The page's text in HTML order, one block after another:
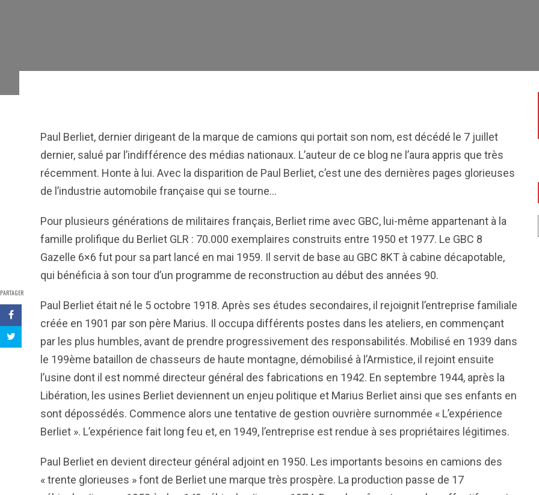
PARTAGER
Paul Berliet, dernier dirigeant de la marque de camions qui portait son nom, est décédé le 7 juillet
dernier, salué par l’indifférence des médias nationaux. L’auteur de ce blog ne l’aura appris que très
récemment. Honte à lui. Avec la disparition de Paul Berliet, c’est une des dernières pages glorieuses
de l’industrie automobile française qui se tourne…
Pour plusieurs générations de militaires français, Berliet rime avec GBC, lui-même appartenant à la
famille prolifique du Berliet GLR : 70.000 exemplaires construits entre 1950 et 1977. Le GBC 8
Gazelle 6×6 fut pour sa part lancé en mai 1959. Il servit de base au GBC 8KT à cabine décapotable,
qui bénéficia à son tour d’un programme de reconstruction au début des années 90.
Paul Berliet était né le 5 octobre 1918. Après ses études secondaires, il rejoignit l’entreprise familiale
créée en 1901 par son père Marius. Il occupa différents postes dans les ateliers, en commençant
par les plus humbles, avant de prendre progressivement des responsabilités. Mobilisé en 1939 dans
le 199ème bataillon de chasseurs de haute montagne, démobilisé à l’Armistice, il rejoint ensuite
l’usine dont il est nommé directeur général des fabrications en 1942. En septembre 1944, après la
Libération, les usines Berliet deviennent un enjeu politique et Marius Berliet ainsi que ses enfants en
sont dépossédés. Commence alors une tentative de gestion ouvrière surnommée « L’expérience
Berliet ». L’expérience fait long feu et, en 1949, l’entreprise est rendue à ses propriétaires légitimes.
Paul Berliet en devient directeur général adjoint en 1950. Les importants besoins en camions des
« trente glorieuses » font de Berliet une marque très prospère. La production passe de 17